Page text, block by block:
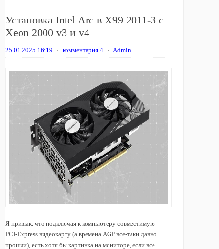
Установка Intel Arc в X99 2011-3 с
Xeon 2000 v3 и v4
25.01.2025 16:19 ⋅ комментария 4 ⋅ Admin
Я привык, что подключая к компьютеру совместимую
PCI-Express видеокарту (а времена AGP все-таки давно
прошли), есть хотя бы картинка на мониторе, если все